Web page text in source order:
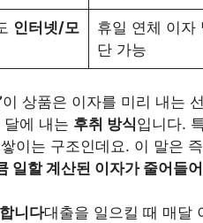
인터넷/모
휴일 연체 이자
단 가능
이 상품은 이자를 미리 내는
에 내는 후취 방식입니다.
이는 구조인데요. 이 말은
일할 계산된 이자가 줄어들어
니다대출을 일으킬 때 매달